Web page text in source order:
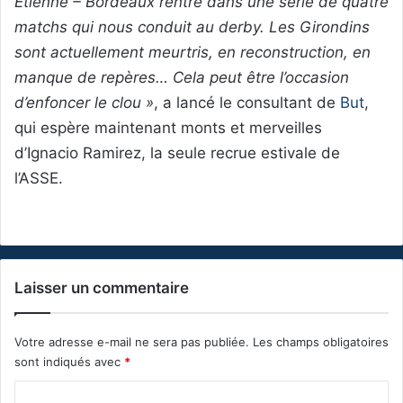
matchs qui nous conduit au derby. Les Girondins
sont actuellement meurtris, en reconstruction, en
manque de repères… Cela peut être l’occasion
d’enfoncer le clou », a lancé le consultant de But,
qui espère maintenant monts et merveilles
d’Ignacio Ramirez, la seule recrue estivale de
l’ASSE.
Laisser un commentaire
Votre adresse e-mail ne sera pas publiée. Les champs obligatoires
sont indiqués avec *